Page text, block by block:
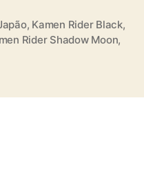
n
P
e
, Kamen Rider Black,
Rider Shadow Moon,